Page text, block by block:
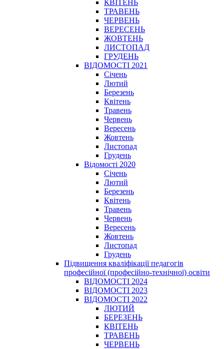
КВІТЕНЬ
ТРАВЕНЬ
ЧЕРВЕНЬ
ВЕРЕСЕНЬ
ЖОВТЕНЬ
ЛИСТОПАД
ГРУДЕНЬ
ВІДОМОСТІ 2021
Січень
Лютий
Березень
Квітень
Травень
Червень
Вересень
Жовтень
Листопад
Грудень
Відомості 2020
Січень
Лютий
Березень
Квітень
Травень
Червень
Вересень
Жовтень
Листопад
Грудень
Підвищення кваліфікації педагогів
професійної (професійно-технічної) освіти
ВІДОМОСТІ 2024
ВІДОМОСТІ 2023
ВІДОМОСТІ 2022
ЛЮТИЙ
БЕРЕЗЕНЬ
КВІТЕНЬ
ТРАВЕНЬ
ЧЕРВЕНЬ